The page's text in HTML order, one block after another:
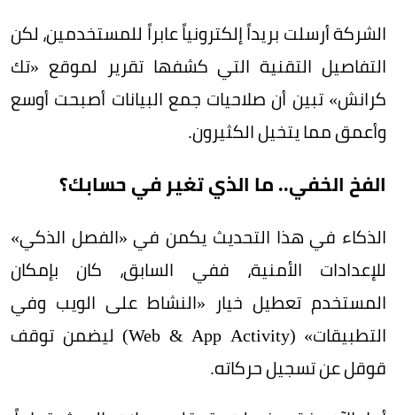
الشركة أرسلت بريداً إلكترونياً عابراً للمستخدمين، لكن
التفاصيل التقنية التي كشفها تقرير لموقع «تك
كرانش» تبين أن صلاحيات جمع البيانات أصبحت أوسع
وأعمق مما يتخيل الكثيرون.
الفخ الخفي.. ما الذي تغير في حسابك؟
الذكاء في هذا التحديث يكمن في «الفصل الذكي»
للإعدادات الأمنية، ففي السابق، كان بإمكان
المستخدم تعطيل خيار «النشاط على الويب وفي
التطبيقات» (Web & App Activity) ليضمن توقف
قوقل عن تسجيل حركاته.